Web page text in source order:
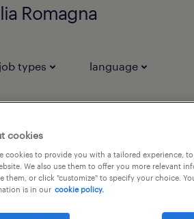
Romagna
job types language
(f/m/nb)
cento, emilia
cookies
cookies to provide you with a tailored experience,
We also use them to offer you more relevant
them, or click "customize" to specify your choice.
is in our cookie policy.